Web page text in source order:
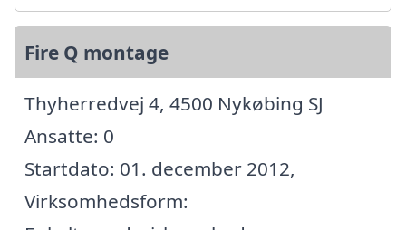
Fire Q montage
Thyherredvej 4, 4500 Nykøbing SJ
Ansatte: 0
Startdato: 01. december 2012,
Virksomhedsform: